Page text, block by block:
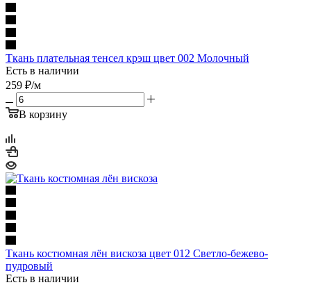
Ткань плательная тенсел крэш цвет 002 Молочный
Есть в наличии
259 ₽/м
В корзину
Ткань костюмная лён вискоза цвет 012 Светло-бежево-
пудровый
Есть в наличии